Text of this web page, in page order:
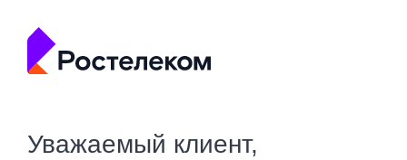
Уважаемый клиент,